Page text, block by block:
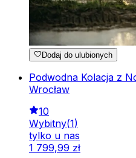
Dodaj do ulubionych
Podwodna Kolacja z
Wrocław
10
Wybitny(1)
tylko u nas
1 799,99 zł